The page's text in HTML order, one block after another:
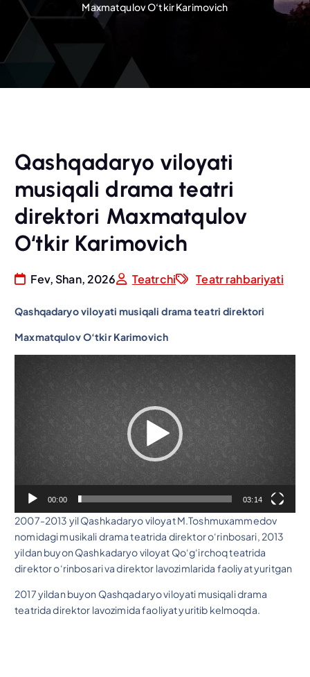
Maxmatqulov O‘tkir Karimovich
Qashqadaryo viloyati
musiqali drama teatri
direktori Maxmatqulov
O‘tkir Karimovich
Fev, Shan, 2026 Teatrchi Teatr rahbariyati
Qashqadaryo viloyati musiqali drama teatri direktori
Maxmatqulov O‘tkir Karimovich
r
00:00 03:14
2007-2013 yil Qashkadaryo viloyat M.Toshmuxammedov
nomidagi musikali drama teatrida direktor o‘rinbosari, 2013
yildan buyon Qashkadaryo viloyat Qo‘g‘irchoq teatrida
direktor o‘rinbosari va direktor lavozimlarida faoliyat yuritgan
2017 yildan buyon Qashqadaryo viloyati musiqali drama
teatrida direktor lavozimida faoliyat yuritib kelmoqda.